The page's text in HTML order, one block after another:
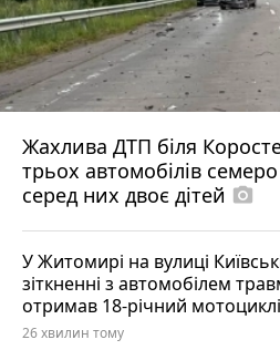
Жахлива ДТП біля
трьох автомобілів
серед них двоє дітей photo_camera
У Житомирі на вулиці
зіткненні з автомобілем
отримав 18-річний
26 хвилин тому